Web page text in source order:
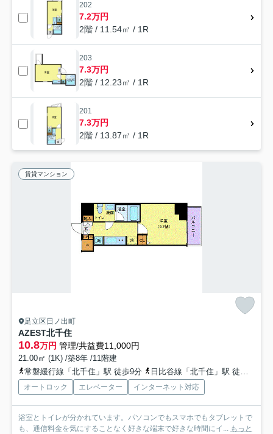
202
7.2万円
2階 / 11.54㎡ / 1R
203
7.3万円
2階 / 12.23㎡ / 1R
201
7.3万円
2階 / 13.87㎡ / 1R
賃貸マンション
足立区日ノ出町
AZEST北千住
10.8万円 管理/共益費11,000円
21.00㎡ (1K) /築8年 /11階建
常磐緩行線「北千住」駅 徒歩9分
日比谷線「北千住」駅 徒歩9分
オートロック エレベーター インターネット対応
浴室とトイレが分かれています。パソコンでもスマホでもタブレットで
も、通信料金を気にすることなく好きな端末で好きな時間にイ... もっと